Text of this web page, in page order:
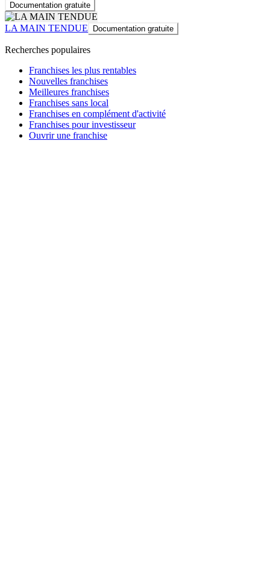
Documentation gratuite
LA MAIN TENDUE Documentation gratuite
Recherches populaires
Franchises les plus rentables
Nouvelles franchises
Meilleures franchises
Franchises sans local
Franchises en complément d'activité
Franchises pour investisseur
Ouvrir une franchise